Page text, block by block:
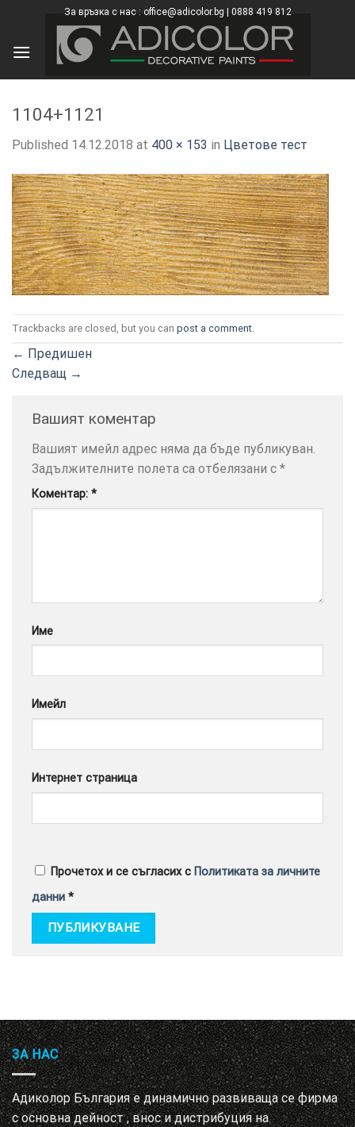
content
За връзка с нас : office@adicolor.bg | 0888 419 812
1104+1121
Published 14.12.2018 at 400 × 153 in Цветове тест
Trackbacks are closed, but you can post a comment
← Предишен
Следващ →
Вашият коментар
Вашият имейл адрес няма да бъде публикуван.
Задължителните полета са отбелязани с *
Коментар: *
Име
Имейл
Интернет страница
Прочетох и се съгласих с Политиката за личните
данни *
ЗА НАС
Адиколор България е динамично развиваща се фирма
с основна дейност , внос и дистрибуция на
×
ТОЗИ
САЙТ
БИСКВИТКИ.
Google